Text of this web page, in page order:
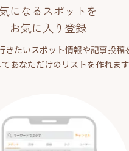
気になるスポットを
お気に入り登録
きたいスポット情報や記事投稿
あなただけのリストを作れます